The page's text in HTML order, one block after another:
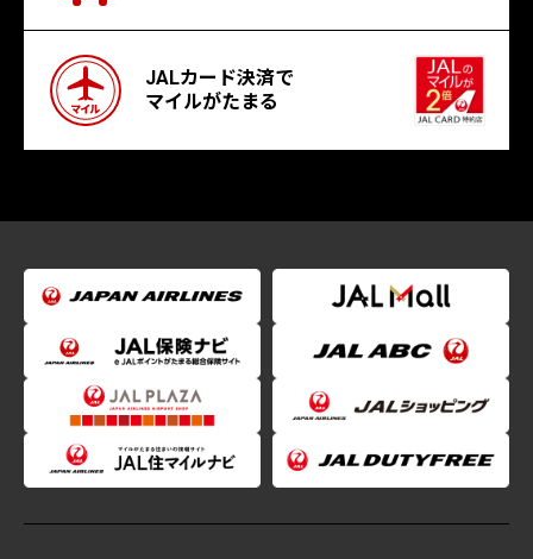
JALカード決済で
マイルがたまる